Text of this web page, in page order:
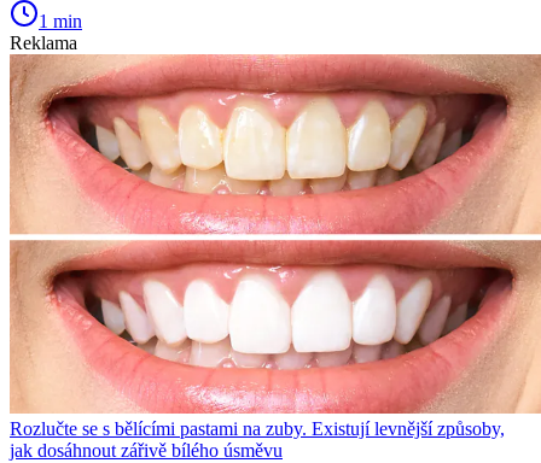
1 min
Reklama
Rozlučte se s bělícími pastami na zuby. Existují levnější způsoby,
jak dosáhnout zářivě bílého úsměvu